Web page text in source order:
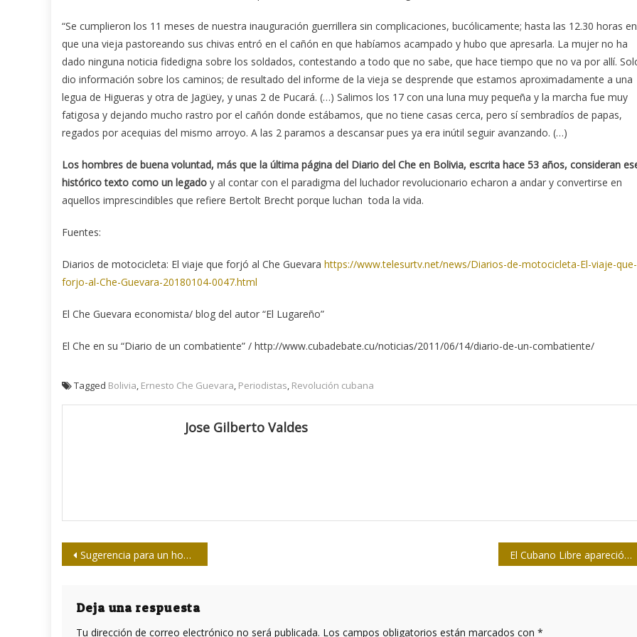
“Se cumplieron los 11 meses de nuestra inauguración guerrillera sin complicaciones, bucólicamente; hasta las 12.30 horas en
que una vieja pastoreando sus chivas entró en el cañón en que habíamos acampado y hubo que apresarla. La mujer no ha
dado ninguna noticia fidedigna sobre los soldados, contestando a todo que no sabe, que hace tiempo que no va por allí.
dio información sobre los caminos; de resultado del informe de la vieja se desprende que estamos aproximadamente a una
legua de Higueras y otra de Jagüey, y unas 2 de Pucará. (…) Salimos los 17 con una luna muy pequeña y la marcha fue muy
fatigosa y dejando mucho rastro por el cañón donde estábamos, que no tiene casas cerca, pero sí sembradíos de papas,
regados por acequias del mismo arroyo. A las 2 paramos a descansar pues ya era inútil seguir avanzando. (…)
Los hombres de buena voluntad, más que la última página del Diario del Che en Bolivia, escrita hace 53 años, consideran
histórico texto como un legado y al contar con el paradigma del luchador revolucionario echaron a andar y convertirse en
aquellos imprescindibles que refiere Bertolt Brecht porque luchan toda la vida.
Fuentes:
Diarios de motocicleta: El viaje que forjó al Che Guevara https://www.telesurtv.net/news/Diarios-de-motocicleta-El-viaje-que-
forjo-al-Che-Guevara-20180104-0047.html
El Che Guevara economista/ blog del autor “El Lugareño”
El Che en su “Diario de un combatiente” / http://www.cubadebate.cu/noticias/2011/06/14/diario-de-un-combatiente/
Tagged Bolivia, Ernesto Che Guevara, Periodistas, Revolución cubana
Jose Gilberto Valdes
Navegación
entradas
Sugerencia para un homenaje de actualidad al Che El Cubano Libre apareció en tres etapas, siempre bajo el silbido de las balas
Deja una respuesta
Tu dirección de correo electrónico no será publicada. Los campos obligatorios están marcados con *